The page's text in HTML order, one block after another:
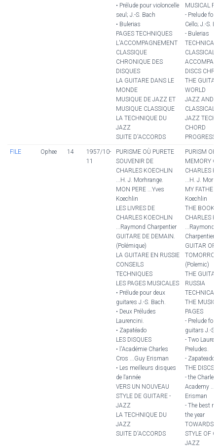
• Prélude pour violoncelle
seul; J.-S. Bach
• Bulerias
PAGES TECHNIQUES
L'ACCOMPAGNEMENT
CLASSIQUE
CHRONIQUE DES
DISQUES
LA GUITARE DANS LE
MONDE
MUSIQUE DE JAZZ ET
MUSIQUE CLASSIQUE
LA TECHNIQUE DU
JAZZ
SUITE D'ACCORDS
MUSICAL
- Prelude for
Cello; J.-S.
- Bulerias
TECHNICAL
CLASSICAL
DISCS
THE GUITAR
WORLD
JAZZ AND
CLASSICAL
JAZZ
CHORD
FILE Ophee 14
1957/10-
11
PURISME OÙ PURETE
SOUVENIR DE
CHARLES KOECHLIN
...H. J. Morhrange.
MON PERE ...Yves
Koechlin
LES LIVRES DE
CHARLES KOECHLIN
...Raymond Charpentier
GUITARE DE DEMAIN.
(Polémique)
LA GUITARE EN RUSSIE
CONSEILS
TECHNIQUES
LES PAGES MUSICALES
• Prélude pour deux
guitares J.-S. Bach.
• Deux Préludes
Laurencini.
• Zapatéado
LES DISQUES
• l'Académie Charles
Cros ...Guy Erisman
• Les meilleurs disques
de l‘année
VERS UN NOUVEAU
STYLE DE GUITARE -
JAZZ
LA TECHNIQUE DU
JAZZ
SUITE D'ACCORDS
PURISM OR
MEMORY OF
CHARLES
...H. J.
MY FATHER
Koechlin
THE BOOKS
CHARLES
...Raymond
Charpentier
GUITAR OF
TOMORROW.
(Polemic)
THE GUITAR
RUSSIA
TECHNICAL
THE
PAGES
- Prelude for
guitars J.-S.
- Two
Preludes.
- Zapateado
THE DISCS
- the Charles
Academy
Erisman
- The best
the year
TOWARDS A
STYLE OF
JAZZ